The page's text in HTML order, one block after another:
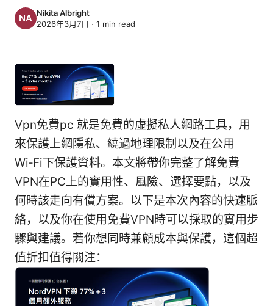
Nikita Albright
2026年3月7日 · 1 min read
Vpn免費pc 就是免費的虛擬私人網路工具，用
來保護上網隱私、繞過地理限制以及在公用
Wi‑Fi下保護資料。本文將帶你完整了解免費
VPN在PC上的實用性、風險、選擇要點，以及
何時該走向有償方案。以下是本次內容的快速脈
絡，以及你在使用免費VPN時可以採取的實用步
驟與建議。若你想同時兼顧成本與保護，這個超
值折扣值得關注：